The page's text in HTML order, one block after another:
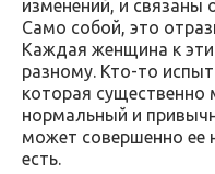
изменений, и связаны
Само собой, это
Каждая женщина к
разному. Кто-то
которая
нормальный и
может совершенно ее
есть.